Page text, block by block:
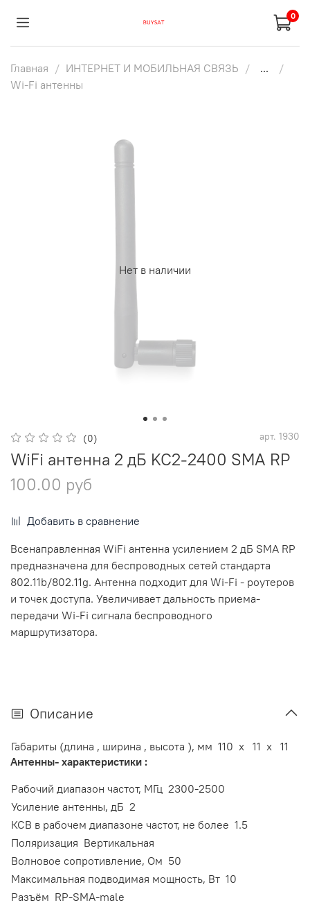
0
Главная ИНТЕРНЕТ И МОБИЛЬНАЯ СВЯЗЬ
...
Wi-Fi антенны
Нет в наличии
(0) арт. 1930
WiFi антенна 2 дБ KC2-2400 SMA RP
100.00 руб
Добавить в сравнение
Всенаправленная WiFi антенна усилением 2 дБ SMA RP
предназначена для беспроводных сетей стандарта
802.11b/802.11g. Антенна подходит для Wi-Fi - роутеров
и точек доступа. Увеличивает дальность приема-
передачи Wi-Fi сигнала беспроводного
маршрутизатора.
Описание
Габариты (длина , ширина , высота ), мм 110 x 11 x 11
Антенны- характеристики :
Рабочий диапазон частот, МГц 2300-2500
Усиление антенны, дБ 2
КСВ в рабочем диапазоне частот, не более 1.5
Поляризация Вертикальная
Волновое сопротивление, Ом 50
Максимальная подводимая мощность, Вт 10
Разъём RP-SMA-male